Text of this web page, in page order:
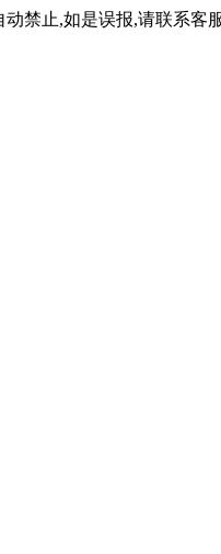
禁止,如是误报,请联系客